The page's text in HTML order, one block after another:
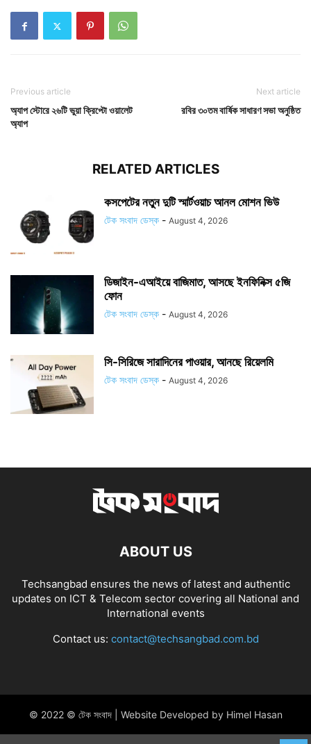
Previous article
অ্যাপ স্টোরে ২৬টি ভুয়া ক্রিপ্টো ওয়ালেট
অ্যাপ
Next article
রবির ৩০তম বার্ষিক সাধারণ সভা অনুষ্ঠিত
RELATED ARTICLES
কসপেটের নতুন দুটি স্মার্টওয়াচ আনল মোশন ভিউ
টেক সংবাদ ডেস্ক - August 4, 2026
ডিজাইন-এআইয়ে বাজিমাত, আসছে ইনফিনিক্স ৫জি
ফোন
টেক সংবাদ ডেস্ক - August 4, 2026
সি-সিরিজে সারাদিনের পাওয়ার, আনছে রিয়েলমি
টেক সংবাদ ডেস্ক - August 4, 2026
ABOUT US
Techsangbad ensures the news of latest and authentic
updates on ICT & Telecom sector covering all National and
International events
Contact us: contact@techsangbad.com.bd
© 2022 © টেক সংবাদ | Website Developed by Himel Hasan